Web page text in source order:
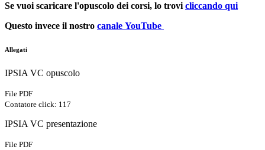
Se vuoi scaricare l'opuscolo dei corsi, lo trovi cliccando qui
Questo invece il nostro canale YouTube
Allegati
IPSIA VC opuscolo
File PDF
Contatore click: 117
IPSIA VC presentazione
File PDF